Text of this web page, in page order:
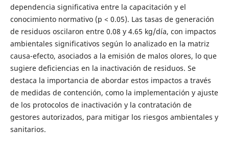
dependencia significativa entre la capacitación y el
conocimiento normativo (p < 0.05). Las tasas de generación
de residuos oscilaron entre 0.08 y 4.65 kg/día, con impactos
ambientales significativos según lo analizado en la matriz
causa-efecto, asociados a la emisión de malos olores, lo que
sugiere deficiencias en la inactivación de residuos. Se
destaca la importancia de abordar estos impactos a través
de medidas de contención, como la implementación y ajuste
de los protocolos de inactivación y la contratación de
gestores autorizados, para mitigar los riesgos ambientales y
sanitarios.